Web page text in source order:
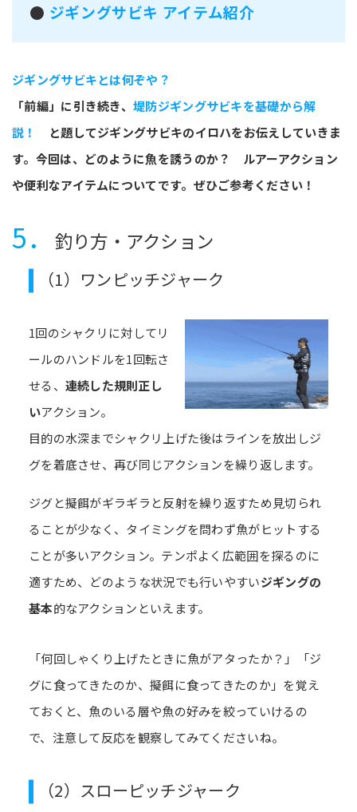
● ジギングサビキ アイテム紹介
ジギングサビキとは何ぞや？
「前編」に引き続き、堤防ジギングサビキを基礎から解
説！
と題してジギングサビキのイロハをお伝えしていきま
す。今回は、どのように魚を誘うのか？ ルアーアクション
や便利なアイテムについてです。ぜひご参考ください！
5． 釣り方・アクション
（1）ワンピッチジャーク
1回のシャクリに対してリ
ールのハンドルを1回転さ
せる、 連続した規則正し
いアクション。
目的の水深までシャクリ上げた後はラインを放出しジ
グを着底させ、再び同じアクションを繰り返します。
ジグと擬餌がギラギラと反射を繰り返すため見切られ
ることが少なく、タイミングを問わず魚がヒットする
ことが多いアクション。テンポよく広範囲を探るのに
適すため、どのような状況でも行いやすいジギングの
基本的なアクションといえます。
「何回しゃくり上げたときに魚がアタったか？」「ジ
グに食ってきたのか、擬餌に食ってきたのか」を覚え
ておくと、魚のいる層や魚の好みを絞っていけるの
で、注意して反応を観察してみてくださいね。
（2）スローピッチジャーク